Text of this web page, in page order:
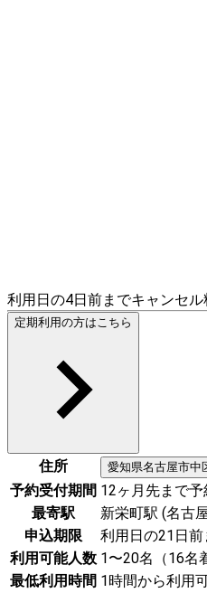
利用日の4日前までキャンセル
定期利用の方はこちら
住所 愛知県名古屋市中
予約受付期間 12ヶ月先まで
最寄駅
新栄町駅 (名古
申込期限
利用日の21日
利用可能人数 1〜20名（16名
最低利用時間 1時間から利用